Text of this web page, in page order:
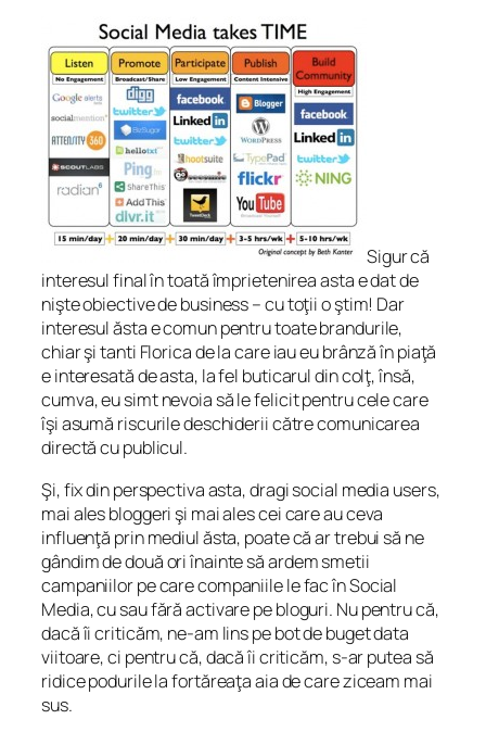
Sigur că
interesul final în toată împrietenirea asta e dat de
nişte obiective de business – cu toţii o ştim! Dar
interesul ăsta e comun pentru toate brandurile,
chiar şi tanti Florica de la care iau eu brânză în piaţă
e interesată de asta, la fel buticarul din colţ, însă,
cumva, eu simt nevoia să le felicit pentru cele care
îşi asumă riscurile deschiderii către comunicarea
directă cu publicul.
Şi, fix din perspectiva asta, dragi social media users,
mai ales bloggeri şi mai ales cei care au ceva
influenţă prin mediul ăsta, poate că ar trebui să ne
gândim de două ori înainte să ardem smetii
campaniilor pe care companiile le fac în Social
Media, cu sau fără activare pe bloguri. Nu pentru că,
dacă îi criticăm, ne-am lins pe bot de buget data
viitoare, ci pentru că, dacă îi criticăm, s-ar putea să
ridice podurile la fortăreaţa aia de care ziceam mai
sus.